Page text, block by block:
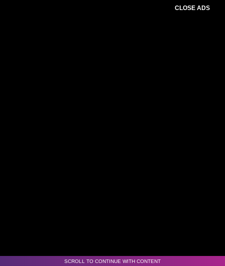
CLOSE ADS
SCROLL TO CONTINUE WITH CONTENT